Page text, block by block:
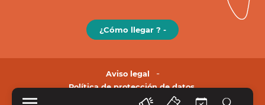
¿Cómo llegar ? -
Aviso legal
Política de protección de datos.